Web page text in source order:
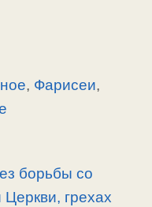
, Фарисеи,
борьбы со
грехах